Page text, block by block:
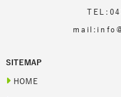
SITEMAP
HOME